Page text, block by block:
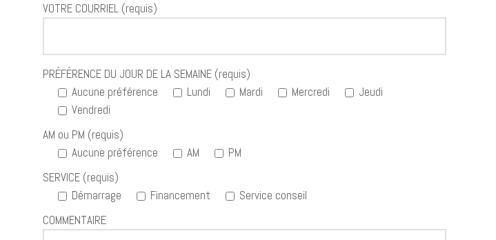
VOTRE COURRIEL (requis)
PRÉFÉRENCE DU JOUR DE LA SEMAINE (requis)
Aucune préférence
Lundi Mardi Mercredi
Jeudi
Vendredi
AM ou PM (requis)
Aucune préférence
AM
PM
SERVICE (requis)
Démarrage
Financement
Service conseil
COMMENTAIRE